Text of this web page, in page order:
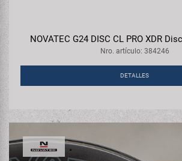
NOVATEC G24 DISC CL PRO XDR
Nro. artículo: 384246
DETALLES